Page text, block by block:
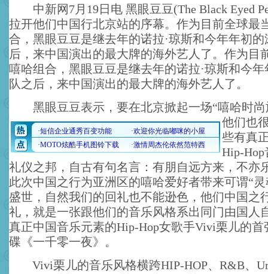
中新网7月19日电 黑眼豆豆(The Black Eyed
拉开他们中国行北京站的序幕。作为目前全球最
合，黑眼豆豆是继去年的诺拉·琼斯和今年年初
后，来中国演出的最大牌的海外艺人了。作为目
嘻哈组合，黑眼豆豆是继去年的诺拉·琼斯和今
队之后，来中国演出的最大牌的海外艺人了。
黑眼豆豆表示，要在北京掀起一场“嘻哈时尚
他们也
些有真
Hip-
礼仪之邦，自古有句名言：有朋自远方来，不亦
此次中国之行为亚洲区的嘻哈爱好者带来可谓“
盛世，自然我们的回礼也不能逊色，他们中国之
礼，就是一张跟他们的音乐风格系出同门由国人
真正中国音乐元素的Hip-Hop女歌手Vivi栗儿的首
碟《一千零一夜》。
Vivi栗儿的音乐风格横跨HIP-HOP、R&B、